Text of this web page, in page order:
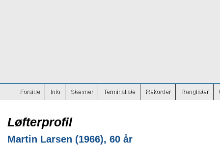
Forside Info Stævner Terminsliste Rekorder Ranglister
Løfterprofil
Martin Larsen (1966), 60 år